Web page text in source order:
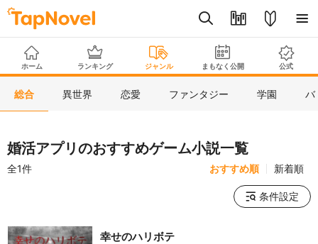
ホーム ランキング ジャンル まもなく公開 公式
総合 異世界 恋愛 ファンタジー 学園 バ
婚活アプリのおすすめゲーム小説一覧
全1件 おすすめ順 新着順
条件設定
幸せのハリボテ